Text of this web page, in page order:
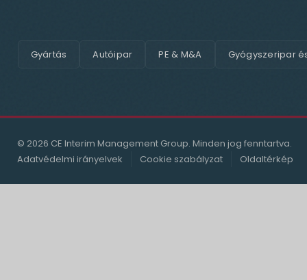
Gyártás Autóipar PE & M&A Gyógyszeripar
© 2026 CE Interim Management Group. Minden jog fenntartva.
Adatvédelmi irányelvek
Cookie szabályzat Oldaltérkép